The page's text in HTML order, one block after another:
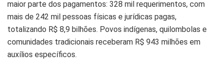
maior parte dos pagamentos: 328 mil requerimentos, com
mais de 242 mil pessoas físicas e jurídicas pagas,
totalizando R$ 8,9 bilhões. Povos indígenas, quilombolas e
comunidades tradicionais receberam R$ 943 milhões em
auxílios específicos.